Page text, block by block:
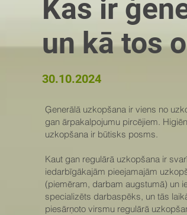
Kas ir
un kā tos
30.10.2024
Ģenerālā uzkopšana ir viens no
gan ārpakalpojumu pircējiem.
uzkopšana ir būtisks posms.
Kaut gan regulārā uzkopšana ir
iedarbīgākajām pieejamajām
(piemēram, darbam augstumā) un
specializēts darbaspēks, un tās
piesārņoto virsmu regulārā